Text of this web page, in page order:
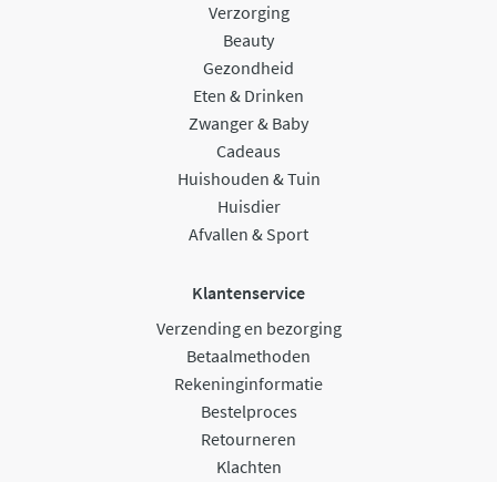
Verzorging
Beauty
Gezondheid
Eten & Drinken
Zwanger & Baby
Cadeaus
Huishouden & Tuin
Huisdier
Afvallen & Sport
Klantenservice
Verzending en bezorging
Betaalmethoden
Rekeninginformatie
Bestelproces
Retourneren
Klachten